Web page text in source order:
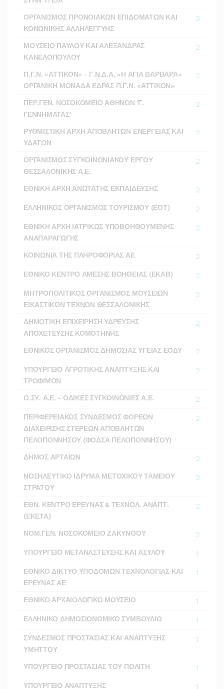
ΟΡΓΑΝΙΣΜΟΣ ΠΡΟΝΟΙΑΚΩΝ ΕΠΙΔΟΜΑΤΩΝ ΚΑΙ
ΚΟΝΩΝΙΚΗΣ ΑΛΛΗΛΕΓΓΥΗΣ
2
ΜΟΥΣΕΙΟ ΠΑΥΛΟΥ ΚΑΙ ΑΛΕΞΑΝΔΡΑΣ
ΚΑΝΕΛΟΠΟΥΛΟΥ
2
Π.Γ.Ν. «ΑΤΤΙΚΟΝ» - Γ.Ν.Δ.Α. «Η ΑΓΙΑ ΒΑΡΒΑΡΑ»
ΟΡΓΑΝΙΚΗ ΜΟΝΑΔΑ ΕΔΡΑΣ Π.Γ.Ν. «ΑΤΤΙΚΟΝ»
2
ΠΕΡ.ΓΕΝ. ΝΟΣΟΚΟΜΕΙΟ ΑΘΗΝΩΝ 'Γ.
ΓΕΝΝΗΜΑΤΑΣ'
2
ΡΥΘΜΙΣΤΙΚΗ ΑΡΧΗ ΑΠΟΒΛΗΤΩΝ ΕΝΕΡΓΕΙΑΣ ΚΑΙ
ΥΔΑΤΩΝ
2
ΟΡΓΑΝΙΣΜΟΣ ΣΥΓΚΟΙΝΩΝΙΑΚΟΥ ΕΡΓΟΥ
ΘΕΣΣΑΛΟΝΙΚΗΣ Α.Ε.
2
ΕΘΝΙΚΗ ΑΡΧΗ ΑΝΩΤΑΤΗΣ ΕΚΠΑΙΔΕΥΣΗΣ 2
ΕΛΛΗΝΙΚΟΣ ΟΡΓΑΝΙΣΜΟΣ ΤΟΥΡΙΣΜΟΥ (ΕΟΤ) 2
ΕΘΝΙΚΗ ΑΡΧΗ ΙΑΤΡΙΚΩΣ ΥΠΟΒΟΗΘΟΥΜΕΝΗΣ
ΑΝΑΠΑΡΑΓΩΓΗΣ
2
ΚΟΙΝΩΝΙΑ ΤΗΣ ΠΛΗΡΟΦΟΡΙΑΣ ΑΕ 2
ΕΘΝΙΚΟ ΚΕΝΤΡΟ ΑΜΕΣΗΣ ΒΟΗΘΕΙΑΣ (ΕΚΑΒ) 2
ΜΗΤΡΟΠΟΛΙΤΙΚΟΣ ΟΡΓΑΝΙΣΜΟΣ ΜΟΥΣΕΙΩΝ
ΕΙΚΑΣΤΙΚΩΝ ΤΕΧΝΩΝ ΘΕΣΣΑΛΟΝΙΚΗΣ
2
ΔΗΜΟΤΙΚΗ ΕΠΙΧΕΙΡΗΣΗ ΥΔΡΕΥΣΗΣ
ΑΠΟΧΕΤΕΥΣΗΣ ΚΟΜΟΤΗΝΗΣ
2
ΕΘΝΙΚΟΣ ΟΡΓΑΝΙΣΜΟΣ ΔΗΜΟΣΙΑΣ ΥΓΕΙΑΣ ΕΟΔΥ 2
ΥΠΟΥΡΓΕΙΟ ΑΓΡΟΤΙΚΗΣ ΑΝΑΠΤΥΞΗΣ ΚΑΙ
ΤΡΟΦΙΜΩΝ
2
Ο.ΣΥ. Α.Ε. - ΟΔΙΚΕΣ ΣΥΓΚΟΙΝΩΝΙΕΣ Α.Ε. 2
ΠΕΡΙΦΕΡΕΙΑΚΟΣ ΣΥΝΔΕΣΜΟΣ ΦΟΡΕΩΝ
ΔΙΑΧΕΙΡΙΣΗΣ ΣΤΕΡΕΩΝ ΑΠΟΒΛΗΤΩΝ
ΠΕΛΟΠΟΝΝΗΣΟΥ (ΦΟΔΣΑ ΠΕΛΟΠΟΝΝΗΣΟΥ)
2
ΔΗΜΟΣ ΑΡΤΑΙΩΝ 2
ΝΟΣΗΛΕΥΤΙΚΟ ΙΔΡΥΜΑ ΜΕΤΟΧΙΚΟΥ ΤΑΜΕΙΟΥ
ΣΤΡΑΤΟΥ
2
ΕΘΝ. ΚΕΝΤΡΟ ΕΡΕΥΝΑΣ & ΤΕΧΝΟΛ. ΑΝΑΠΤ.
(ΕΚΕΤΑ)
2
ΝΟΜ.ΓΕΝ. ΝΟΣΟΚΟΜΕΙΟ ΖΑΚΥΝΘΟΥ 2
ΥΠΟΥΡΓΕΙΟ ΜΕΤΑΝΑΣΤΕΥΣΗΣ ΚΑΙ ΑΣΥΛΟΥ 1
ΕΘΝΙΚΟ ΔΙΚΤΥΟ ΥΠΟΔΟΜΩΝ ΤΕΧΝΟΛΟΓΙΑΣ ΚΑΙ
ΕΡΕΥΝΑΣ ΑΕ
1
ΕΘΝΙΚΟ ΑΡΧΑΙΟΛΟΓΙΚΟ ΜΟΥΣΕΙΟ 1
ΕΛΛΗΝΙΚΟ ΔΗΜΟΣΙΟΝΟΜΙΚΟ ΣΥΜΒΟΥΛΙΟ 1
ΣΥΝΔΕΣΜΟΣ ΠΡΟΣΤΑΣΙΑΣ ΚΑΙ ΑΝΑΠΤΥΞΗΣ
ΥΜΗΤΤΟΥ
1
ΥΠΟΥΡΓΕΙΟ ΠΡΟΣΤΑΣΙΑΣ ΤΟΥ ΠΟΛΙΤΗ 1
ΥΠΟΥΡΓΕΙΟ ΑΝΑΠΤΥΞΗΣ 1